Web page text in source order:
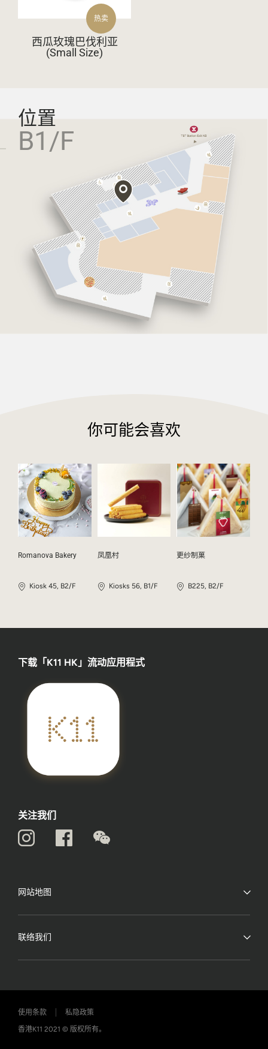
热卖
西瓜玫瑰巴伐利亚
(Small Size)
位置
B1/F
你可能会喜欢
Romanova Bakery
Kiosk 45, B2/F
凤凰村
Kiosks 56, B1/F
更纱制菓
B225, B2/F
下载「K11 HK」流动应用程式
关注我们
网站地图
联络我们
使用条款
私隐政策
香港K11 2021 © 版权所有。